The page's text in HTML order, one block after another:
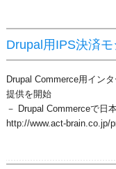
Drupal用IPS決済
Drupal Commerce用イン
提供を開始
－ Drupal Commerceで日
http://www.act-brain.co.jp/